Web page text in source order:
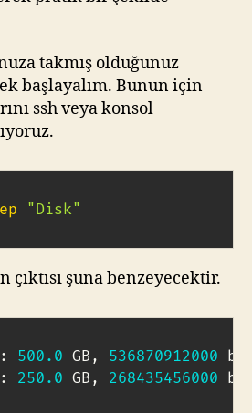
takmış olduğunuz
başlayalım. Bunun için
ssh veya konsol
"Disk"
çıktısı şuna benzeyecektir.
500.0 GB, 536870912000
250.0 GB, 268435456000